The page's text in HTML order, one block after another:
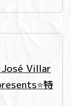
José Villar
特